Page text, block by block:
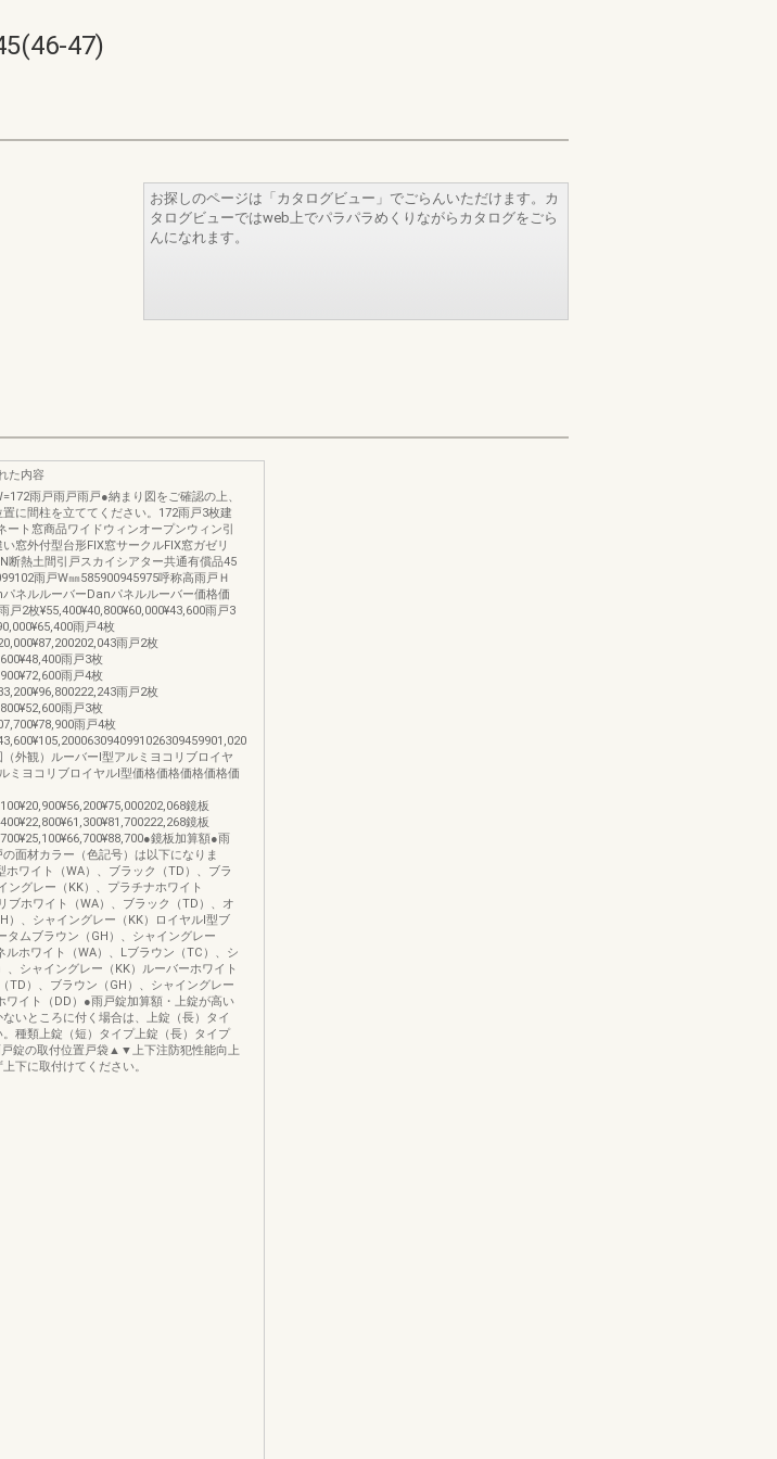
47)
お探しのページは「カタログビュー」でごらんいただけます。カ
タログビューではweb上でパラパラめくりながらカタログをごら
んになれます。
た内容
雨戸雨戸雨戸●納まり図をご確認の上、
に間柱を立ててください。172雨戸3枚建
ート窓商品ワイドウィンオープンウィン引
窓外付型台形FIX窓サークルFIX窓ガゼリ
断熱土間引戸スカイシアター共通有償品45
雨戸W㎜585900945975呼称高雨戸Ｈ
ネルルーバーDanパネルルーバー価格価
戸2枚¥55,400¥40,800¥60,000¥43,600雨戸3
雨戸4枚
雨戸2枚
雨戸3枚
雨戸4枚
雨戸2枚
雨戸3枚
雨戸4枚
外観）ルーバーⅠ型アルミヨコリブロイヤ
ミヨコリブロイヤルⅠ型価格価格価格価格価
鏡板
鏡板
鏡板加算額●雨
面材カラー（色記号）は以下になりま
ホワイト（WA）、ブラック（TD）、ブラ
ングレー（KK）、プラチナホワイト
ブホワイト（WA）、ブラック（TD）、オ
）、シャイングレー（KK）ロイヤルⅠ型ブ
タムブラウン（GH）、シャイングレー
ルホワイト（WA）、Lブラウン（TC）、シ
、シャイングレー（KK）ルーバーホワイト
TD）、ブラウン（GH）、シャイングレー
ワイト（DD）●雨戸錠加算額・上錠が高い
いところに付く場合は、上錠（長）タイ
種類上錠（短）タイプ上錠（長）タイプ
戸錠の取付位置戸袋▲▼上下注防犯性能向上
下に取付けてください。